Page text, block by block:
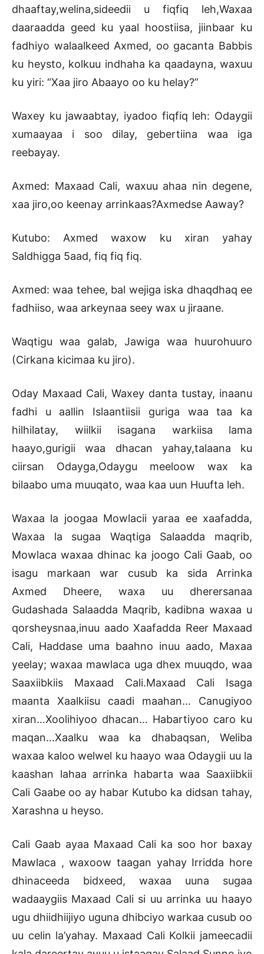
dhaaftay,welina,sideedii u fiqfiq leh,Waxaa
daaraadda geed ku yaal hoostiisa, jiinbaar ku
fadhiyo walaalkeed Axmed, oo gacanta Babbis
ku heysto, kolkuu indhaha ka qaadayna, waxuu
ku yiri: “Xaa jiro Abaayo oo ku helay?”
Waxey ku jawaabtay, iyadoo fiqfiq leh: Odaygii
xumaayaa i soo dilay, gebertiina waa iga
reebayay.
Axmed: Maxaad Cali, waxuu ahaa nin degene,
xaa jiro,oo keenay arrinkaas?Axmedse Aaway?
Kutubo: Axmed waxow ku xiran yahay
Saldhigga 5aad, fiq fiq fiq.
Axmed: waa tehee, bal wejiga iska dhaqdhaq ee
fadhiiso, waa arkeynaa seey wax u jiraane.
Waqtigu waa galab, Jawiga waa huurohuuro
(Cirkana kicimaa ku jiro).
Oday Maxaad Cali, Waxey danta tustay, inaanu
fadhi u aallin Islaantiisii guriga waa taa ka
hilhilatay, wiilkii isagana warkiisa lama
haayo,gurigii waa dhacan yahay,talaana ku
ciirsan Odayga,Odaygu meeloow wax ka
bilaabo uma muuqato, waa kaa uun Huufta leh.
Waxaa la joogaa Mowlacii yaraa ee xaafadda,
Waxaa la sugaa Waqtiga Salaadda maqrib,
Mowlaca waxaa dhinac ka joogo Cali Gaab, oo
isagu markaan war cusub ka sida Arrinka
Axmed Dheere, waxa uu dherersanaa
Gudashada Salaadda Maqrib, kadibna waxaa u
qorsheysnaa,inuu aado Xaafadda Reer Maxaad
Cali, Haddase uma baahno inuu aado, Maxaa
yeelay; waxaa mawlaca uga dhex muuqdo, waa
Saaxiibkiis Maxaad Cali.Maxaad Cali Isaga
maanta Xaalkiisu caadi maahan… Canugiyoo
xiran…Xoolihiyoo dhacan… Habartiyoo caro ku
maqan…Xaalku waa ka dhabaqsan, Weliba
waxaa kaloo welwel ku haayo waa Odaygii uu la
kaashan lahaa arrinka habarta waa Saaxiibkii
Cali Gaabe oo ay habar Kutubo ka didsan tahay,
Xarashna u heyso.
Cali Gaab ayaa Maxaad Cali ka soo hor baxay
Mawlaca , waxoow taagan yahay Irridda hore
dhinaceeda bidxeed, waxaa uuna sugaa
wadaaygiis Maxaad Cali si uu arrinka uu haayo
ugu dhiidhiijiyo uguna dhibciyo warkaa cusub oo
uu celin la’yahay. Maxaad Cali Kolkii jameecadii